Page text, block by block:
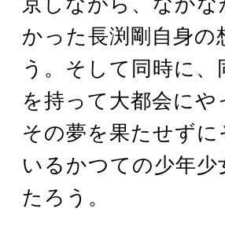
かった長渕剛自身
う。そして同時に
を持って大都会に
その夢を果たせず
いるかつての少年
たろう。